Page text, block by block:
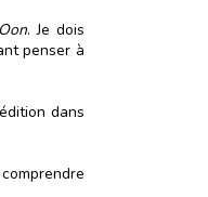
. Je dois
penser à
dans